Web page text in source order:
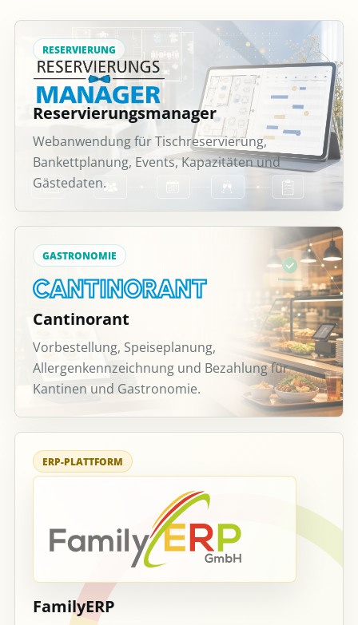
RESERVIERUNG
Reservierungsmanager
Webanwendung für Tischreservierung,
Bankettplanung, Events, Kapazitäten und
Gästedaten.
GASTRONOMIE
Cantinorant
Vorbestellung, Speiseplanung,
Allergenkennzeichnung und Bezahlung für
Kantinen und Gastronomie.
ERP-PLATTFORM
FamilyERP